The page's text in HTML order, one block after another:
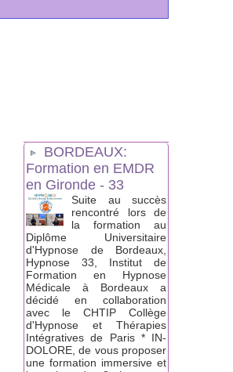
BORDEAUX:
Formation en EMDR
en Gironde - 33
Suite au succès
rencontré lors de
la formation au
Diplôme Universitaire
d'Hypnose de Bordeaux,
Hypnose 33, Institut de
Formation en Hypnose
Médicale à Bordeaux a
décidé en collaboration
avec le CHTIP Collège
d'Hypnose et Thérapies
Intégratives de Paris * IN-
DOLORE, de vous proposer
une formation immersive et